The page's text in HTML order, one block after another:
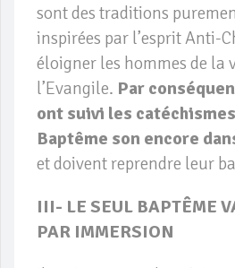
sont des traditions
inspirées par l’esprit Anti-
éloigner les hommes de la
l’Evangile. Par
ont suivi les
Baptême son encore
et doivent reprendre leur
III- LE SEUL BAPTÊME
PAR IMMERSION